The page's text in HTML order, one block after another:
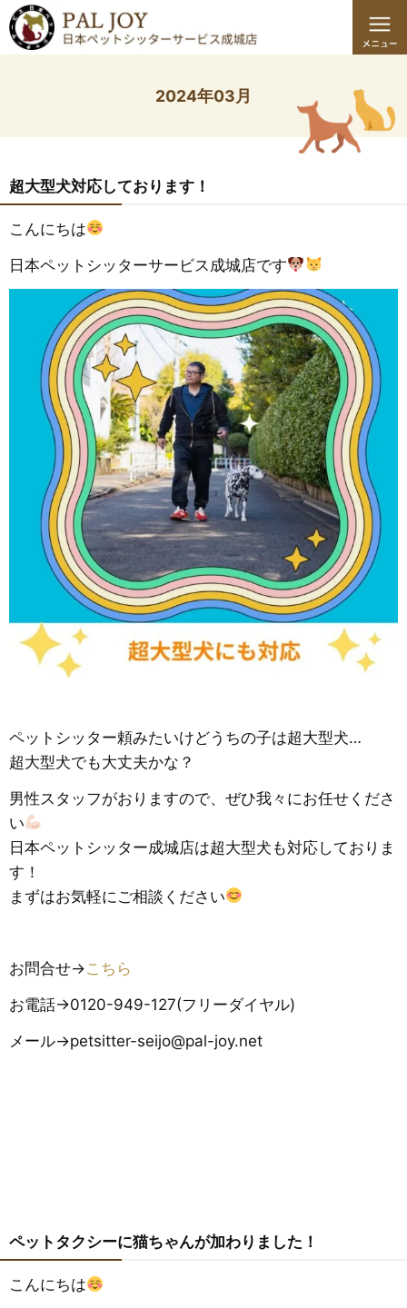
2024年03月
超大型犬対応しております！
こんにちは
日本ペットシッターサービス成城店です
ペットシッター頼みたいけどうちの子は超大型犬…
超大型犬でも大丈夫かな？
男性スタッフがおりますので、ぜひ我々にお任せくださ
い
日本ペットシッター成城店は超大型犬も対応しておりま
す！
まずはお気軽にご相談ください
お問合せ→こちら
お電話→0120-949-127(フリーダイヤル)
メール→petsitter-seijo@pal-joy.net
ペットタクシーに猫ちゃんが加わりました！
こんにちは